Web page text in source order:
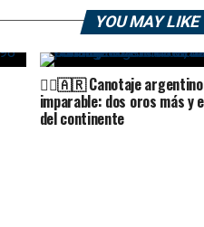
YOU MAY LIKE
🚣‍♂️🇦🇷 Canotaje argentino
imparable: dos oros más y
del continente